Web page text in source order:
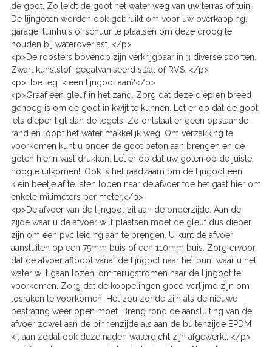
de goot. Zo leidt de goot het water weg van uw terras of tuin.
De lijngoten worden ook gebruikt om voor uw overkapping,
garage, tuinhuis of schuur te plaatsen om deze droog te
houden bij wateroverlast. </p>
<p>De roosters bovenop zijn verkrijgbaar in 3 diverse soorten.
Zwart kunststof, gegalvaniseerd staal of RVS. </p>
<p>Hoe leg ik een lijngoot aan?</p>
<p>Graaf een gleuf in het zand. Zorg dat deze diep en breed
genoeg is om de goot in kwijt te kunnen. Let er op dat de goot
iets dieper ligt dan de tegels. Zo ontstaat er geen opstaande
rand en loopt het water makkelijk weg. Om verzakking te
voorkomen kunt u onder de goot beton aan brengen en de
goten hierin vast drukken. Let er op dat uw goten op de juiste
hoogte uitkomen!! Ook is het raadzaam om de lijngoot een
klein beetje af te laten lopen naar de afvoer toe het gaat hier om
enkele milimeters per meter.</p>
<p>De afvoer van de lijngoot zit aan de onderzijde. Aan de
zijde waar u de afvoer wilt plaatsen moet de gleuf dus dieper
zijn om een pvc leiding aan te brengen. U kunt de afvoer
aansluiten op een 75mm buis of een 110mm buis. Zorg ervoor
dat de afvoer afloopt vanaf de lijngoot naar het punt waar u het
water wilt gaan lozen, om terugstromen naar de lijngoot te
voorkomen. Zorg dat de koppelingen goed verlijmd zijn om
losraken te voorkomen. Het zou zonde zijn als de nieuwe
bestrating weer open moet. Breng rond de aansluiting van de
afvoer zowel aan de binnenzijde als aan de buitenzijde EPDM
kit aan zodat ook deze naden waterdicht zijn afgewerkt. </p>